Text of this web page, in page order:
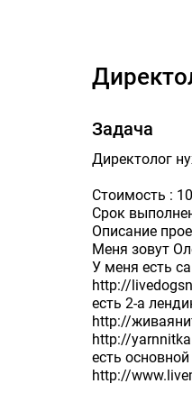
Задача
Директолог
Стоимость :
Срок
Описание
Меня зовут
У меня есть
http://
есть 2-а
http://
http://
есть
http://